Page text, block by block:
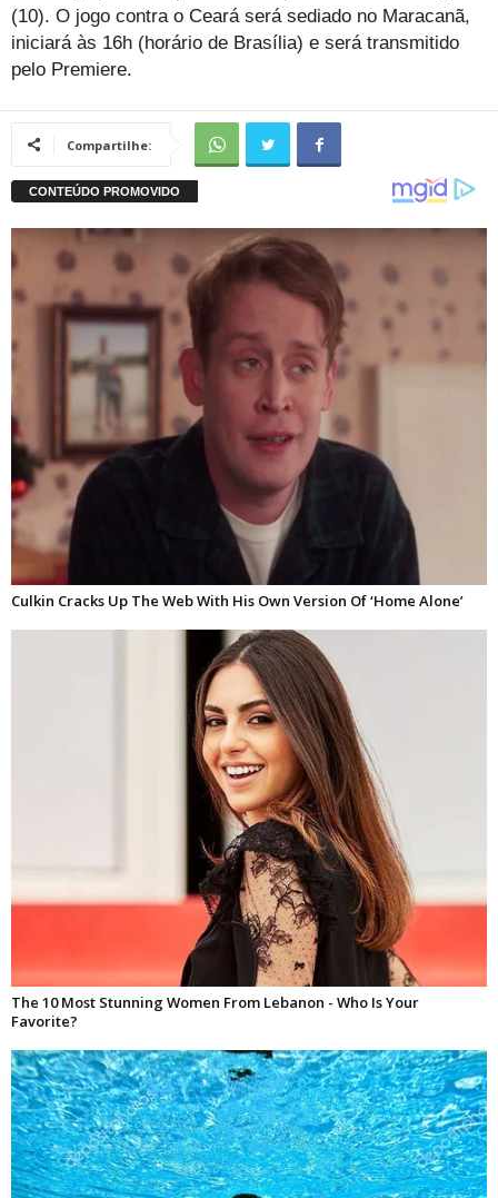
(10). O jogo contra o Ceará será sediado no Maracanã,
iniciará às 16h (horário de Brasília) e será transmitido
pelo Premiere.
Compartilhe: